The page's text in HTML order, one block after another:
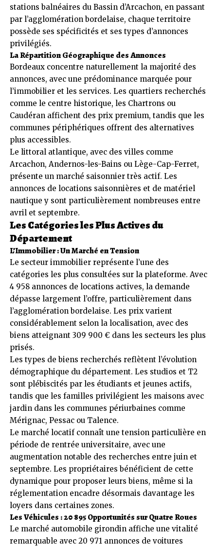
stations balnéaires du Bassin d’Arcachon, en passant
par l’agglomération bordelaise, chaque territoire
possède ses spécificités et ses types d’annonces
privilégiés.
La Répartition Géographique des Annonces
Bordeaux concentre naturellement la majorité des
annonces, avec une prédominance marquée pour
l’immobilier et les services. Les quartiers recherchés
comme le centre historique, les Chartrons ou
Caudéran affichent des prix premium, tandis que les
communes périphériques offrent des alternatives
plus accessibles.
Le littoral atlantique, avec des villes comme
Arcachon, Andernos-les-Bains ou Lège-Cap-Ferret,
présente un marché saisonnier très actif. Les
annonces de locations saisonnières et de matériel
nautique y sont particulièrement nombreuses entre
avril et septembre.
Les Catégories les Plus Actives du
Département
L’Immobilier : Un Marché en Tension
Le secteur immobilier représente l’une des
catégories les plus consultées sur la plateforme. Avec
4 958 annonces de locations actives, la demande
dépasse largement l’offre, particulièrement dans
l’agglomération bordelaise. Les prix varient
considérablement selon la localisation, avec des
biens atteignant 309 900 € dans les secteurs les plus
prisés.
Les types de biens recherchés reflètent l’évolution
démographique du département. Les studios et T2
sont plébiscités par les étudiants et jeunes actifs,
tandis que les familles privilégient les maisons avec
jardin dans les communes périurbaines comme
Mérignac, Pessac ou Talence.
Le marché locatif connaît une tension particulière en
période de rentrée universitaire, avec une
augmentation notable des recherches entre juin et
septembre. Les propriétaires bénéficient de cette
dynamique pour proposer leurs biens, même si la
réglementation encadre désormais davantage les
loyers dans certaines zones.
Les Véhicules : 20 895 Opportunités sur Quatre Roues
Le marché automobile girondin affiche une vitalité
remarquable avec 20 971 annonces de voitures